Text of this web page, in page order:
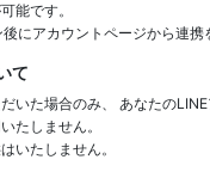
能です。
にアカウントページから連携
て
いた場合のみ、 あなたの
たしません。
いたしません。